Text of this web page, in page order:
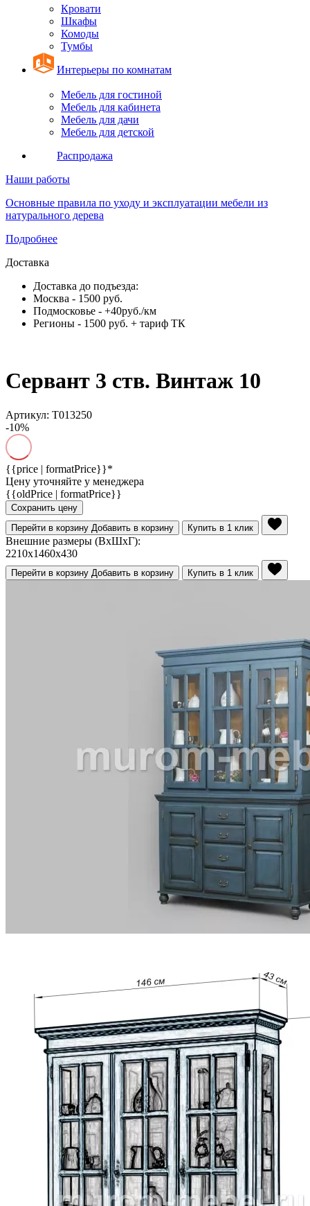
Кровати
Шкафы
Комоды
Тумбы
Интерьеры по комнатам
Мебель для гостиной
Мебель для кабинета
Мебель для дачи
Мебель для детской
Распродажа
Наши работы
Основные правила по уходу и эксплуатации мебели из
натурального дерева
Подробнее
Доставка
Доставка до подъезда:
Москва - 1500 руб.
Подмосковье - +40руб./км
Регионы - 1500 руб. + тариф ТК
Сервант 3 ств. Винтаж 10
Артикул: Т013250
-10%
{{price | formatPrice}}*
Цену уточняйте у менеджера
{{oldPrice | formatPrice}}
Сохранить цену
Перейти в корзину Добавить в корзину Купить в 1 клик
Внешние размеры (ВхШхГ):
2210x1460x430
Перейти в корзину Добавить в корзину Купить в 1 клик